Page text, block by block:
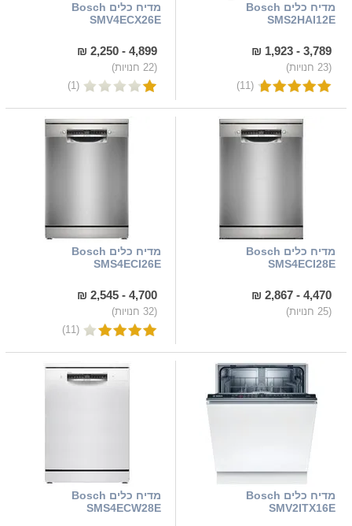
מדיח כלים Bosch
SMS2HAI12E
3,789 - 1,923 ₪
(23 חנויות)
(11)
מדיח כלים Bosch
SMV4ECX26E
4,899 - 2,250 ₪
(22 חנויות)
(1)
מדיח כלים Bosch
SMS4ECI28E
4,470 - 2,867 ₪
(25 חנויות)
מדיח כלים Bosch
SMS4ECI26E
4,700 - 2,545 ₪
(32 חנויות)
(11)
מדיח כלים Bosch
SMV2ITX16E
מדיח כלים Bosch
SMS4ECW28E